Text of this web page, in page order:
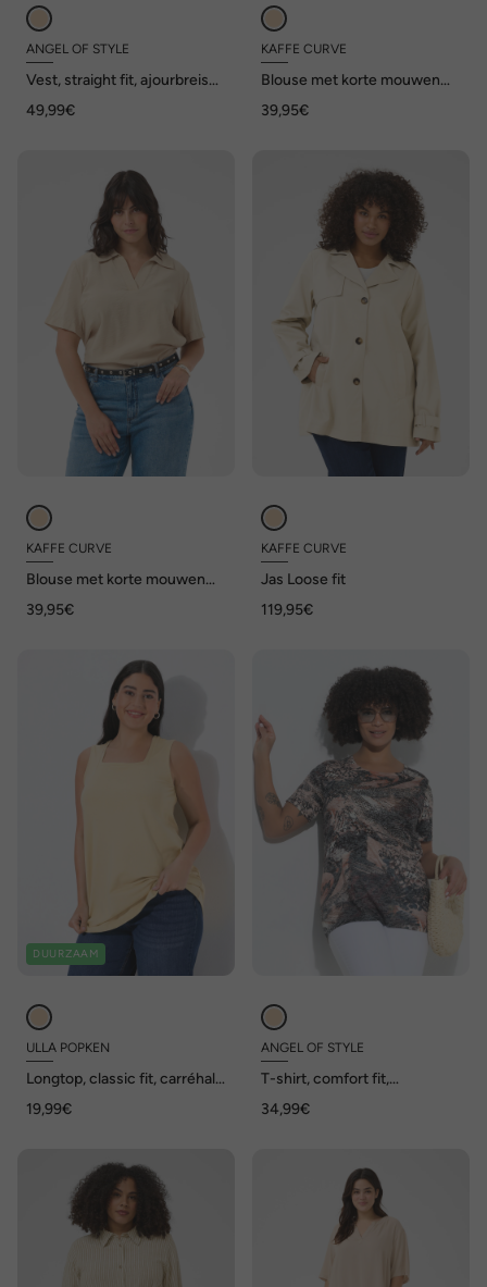
ANGEL OF STYLE
Vest, straight fit, ajourbreisel,
49,99€
KAFFE CURVE
Blouse met korte mouwen
39,95€
KAFFE CURVE
Blouse met korte mouwen
39,95€
KAFFE CURVE
Jas Loose fit
119,95€
DUURZAAM
ULLA POPKEN
Longtop, classic fit, carréhals,
19,99€
ANGEL OF STYLE
T-shirt, comfort fit,
34,99€